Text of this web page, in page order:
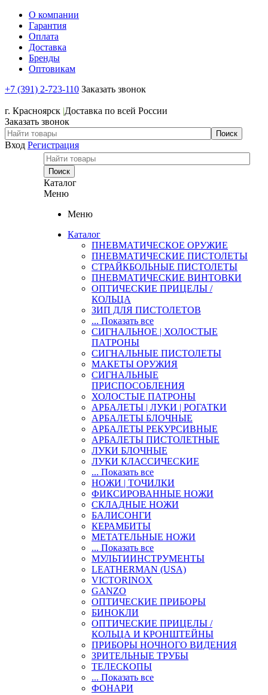
О компании
Гарантия
Оплата
Доставка
Бренды
Оптовикам
+7 (391) 2-723-110 Заказать звонок
г. Красноярск |Доставка по всей России
Заказать звонок
Вход Регистрация
Каталог
Меню
Меню
Каталог
ПНЕВМАТИЧЕСКОЕ ОРУЖИЕ
ПНЕВМАТИЧЕСКИЕ ПИСТОЛЕТЫ
СТРАЙКБОЛЬНЫЕ ПИСТОЛЕТЫ
ПНЕВМАТИЧЕСКИЕ ВИНТОВКИ
ОПТИЧЕСКИЕ ПРИЦЕЛЫ /
КОЛЬЦА
ЗИП ДЛЯ ПИСТОЛЕТОВ
... Показать все
СИГНАЛЬНОЕ | ХОЛОСТЫЕ
ПАТРОНЫ
СИГНАЛЬНЫЕ ПИСТОЛЕТЫ
МАКЕТЫ ОРУЖИЯ
СИГНАЛЬНЫЕ
ПРИСПОСОБЛЕНИЯ
ХОЛОСТЫЕ ПАТРОНЫ
АРБАЛЕТЫ | ЛУКИ | РОГАТКИ
АРБАЛЕТЫ БЛОЧНЫЕ
АРБАЛЕТЫ РЕКУРСИВНЫЕ
АРБАЛЕТЫ ПИСТОЛЕТНЫЕ
ЛУКИ БЛОЧНЫЕ
ЛУКИ КЛАССИЧЕСКИЕ
... Показать все
НОЖИ | ТОЧИЛКИ
ФИКСИРОВАННЫЕ НОЖИ
СКЛАДНЫЕ НОЖИ
БАЛИСОНГИ
КЕРАМБИТЫ
МЕТАТЕЛЬНЫЕ НОЖИ
... Показать все
МУЛЬТИИНСТРУМЕНТЫ
LEATHERMAN (USA)
VICTORINOX
GANZO
ОПТИЧЕСКИЕ ПРИБОРЫ
БИНОКЛИ
ОПТИЧЕСКИЕ ПРИЦЕЛЫ /
КОЛЬЦА И КРОНШТЕЙНЫ
ПРИБОРЫ НОЧНОГО ВИДЕНИЯ
ЗРИТЕЛЬНЫЕ ТРУБЫ
ТЕЛЕСКОПЫ
... Показать все
ФОНАРИ